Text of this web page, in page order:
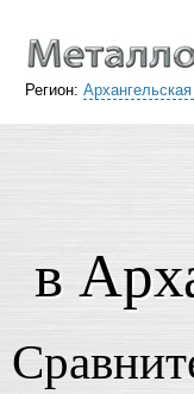
Регион:
в